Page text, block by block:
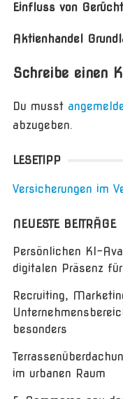
Einfluss von
Aktienhandel
Schreibe einen
Du musst
abzugeben.
LESETIPP
Versicherungen im
NEUESTE BEITRÄGE
Persönlichen KI-
digitalen Präsenz
Recruiting,
besonders
im urbanen Raum